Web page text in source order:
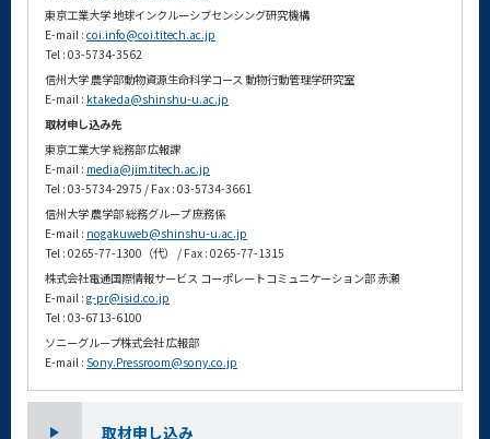
東京工業大学 地球インクルーシブセンシング研究機構
E-mail : coi.info@coi.titech.ac.jp
Tel : 03-5734-3562
信州大学 農学部動物資源生命科学コース 動物行動管理学研究室
E-mail : ktakeda@shinshu-u.ac.jp
取材申し込み先
東京工業大学 総務部 広報課
E-mail : media@jim.titech.ac.jp
Tel : 03-5734-2975 / Fax : 03-5734-3661
信州大学 農学部 総務グループ 庶務係
E-mail : nogakuweb@shinshu-u.ac.jp
Tel : 0265-77-1300（代） / Fax : 0265-77-1315
株式会社電通国際情報サービス コーポレートコミュニケーション部 赤瀬
E-mail : g-pr@isid.co.jp
Tel : 03-6713-6100
ソニーグループ株式会社 広報部
E-mail : Sony.Pressroom@sony.co.jp
取材申し込み